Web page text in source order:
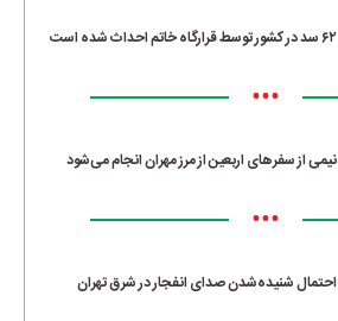
۶۲ سد در کشور توسط قرارگاه خاتم احداث شده است
•••
نیمی از سفرهای اربعین از مرز مهران انجام می‌شود
•••
احتمال شنیده‌شدن صدای انفجار در شرق تهران